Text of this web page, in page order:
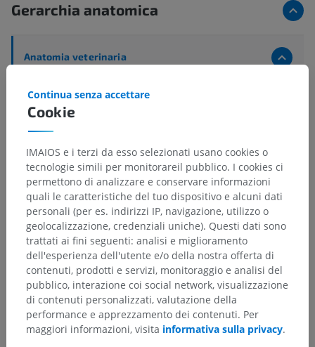
Gerarchia anatomica
Anatomia veterinaria
Dita del piede> Dita II-IV
Strutture sottostanti:
Anatomia comparata umana
Traduzioni
Hai notato un errore?
Cookie
Continua senza accettare
IMAIOS e i terzi da esso selezionati usano cookies o
tecnologie simili per monitorareil pubblico. I cookies ci
permettono di analizzare e conservare informazioni
quali le caratteristiche del tuo dispositivo e alcuni dati
personali (per es. indirizzi IP, navigazione, utilizzo o
geolocalizzazione, credenziali uniche). Questi dati sono
trattati ai fini seguenti: analisi e miglioramento
dell'esperienza dell'utente e/o della nostra offerta di
contenuti, prodotti e servizi, monitoraggio e analisi del
pubblico, interazione coi social network, visualizzazione
di contenuti personalizzati, valutazione della
performance e apprezzamento dei contenuti. Per
maggiori informazioni, visita informativa sulla privacy.